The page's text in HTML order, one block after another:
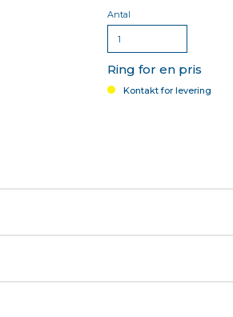
Antal
Ring for en pris
Kontakt for levering